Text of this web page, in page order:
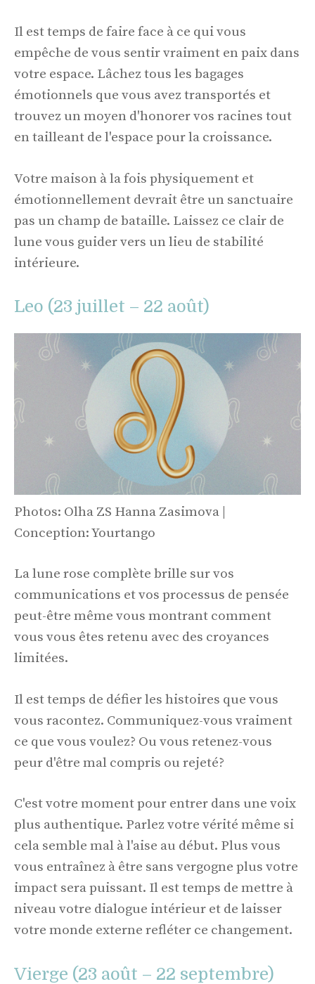
Il est temps de faire face à ce qui vous
empêche de vous sentir vraiment en paix dans
votre espace. Lâchez tous les bagages
émotionnels que vous avez transportés et
trouvez un moyen d'honorer vos racines tout
en tailleant de l'espace pour la croissance.
Votre maison à la fois physiquement et
émotionnellement devrait être un sanctuaire
pas un champ de bataille. Laissez ce clair de
lune vous guider vers un lieu de stabilité
intérieure.
Leo (23 juillet – 22 août)
Photos: Olha ZS Hanna Zasimova |
Conception: Yourtango
La lune rose complète brille sur vos
communications et vos processus de pensée
peut-être même vous montrant comment
vous vous êtes retenu avec des croyances
limitées.
Il est temps de défier les histoires que vous
vous racontez. Communiquez-vous vraiment
ce que vous voulez? Ou vous retenez-vous
peur d'être mal compris ou rejeté?
C'est votre moment pour entrer dans une voix
plus authentique. Parlez votre vérité même si
cela semble mal à l'aise au début. Plus vous
vous entraînez à être sans vergogne plus votre
impact sera puissant. Il est temps de mettre à
niveau votre dialogue intérieur et de laisser
votre monde externe refléter ce changement.
Vierge (23 août – 22 septembre)